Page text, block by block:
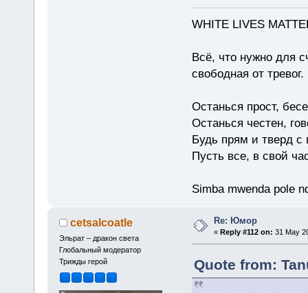
WHITE LIVES
Всё, что нужно для
свободная от
Останься прост,
Останься честен,
Будь прям и тверд с
Пусть все, в свой
Simba mwenda pole
cetsalcoatle
Эльрат – дракон света
Глобальный модератор
Трижды герой
Re: Юмор
«Reply #112 on: 31 May
Quote from: